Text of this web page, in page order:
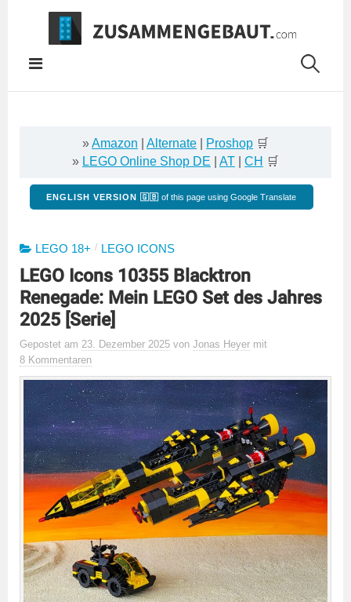
Springe
Inhalt
»Amazon Alternate Proshop 🛒
» LEGO Online Shop DE AT CH 🛒
ENGLISH VERSION 🇬🇧 of this page using Google Translate
LEGO 18+ / LEGO ICONS
LEGO Icons 10355 Blacktron
Renegade: Mein LEGO Set des Jahres
2025 [Serie]
Gepostet am 23. Dezember 2025 von Jonas Heyer mit
8 Kommentaren